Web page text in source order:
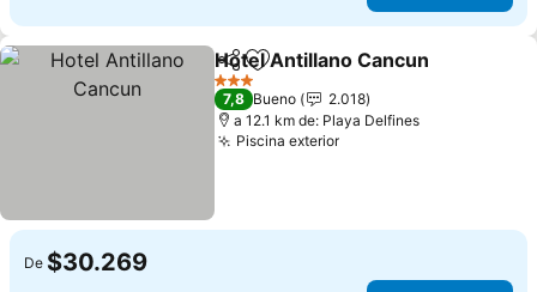
CompartirAgregar a favoritos
Hotel Antillano Cancun
3 Estrellas
7,8 Bueno
2.018
a 12.1 km de: Playa Delfines
Piscina exteriorVer precios
De $30.269